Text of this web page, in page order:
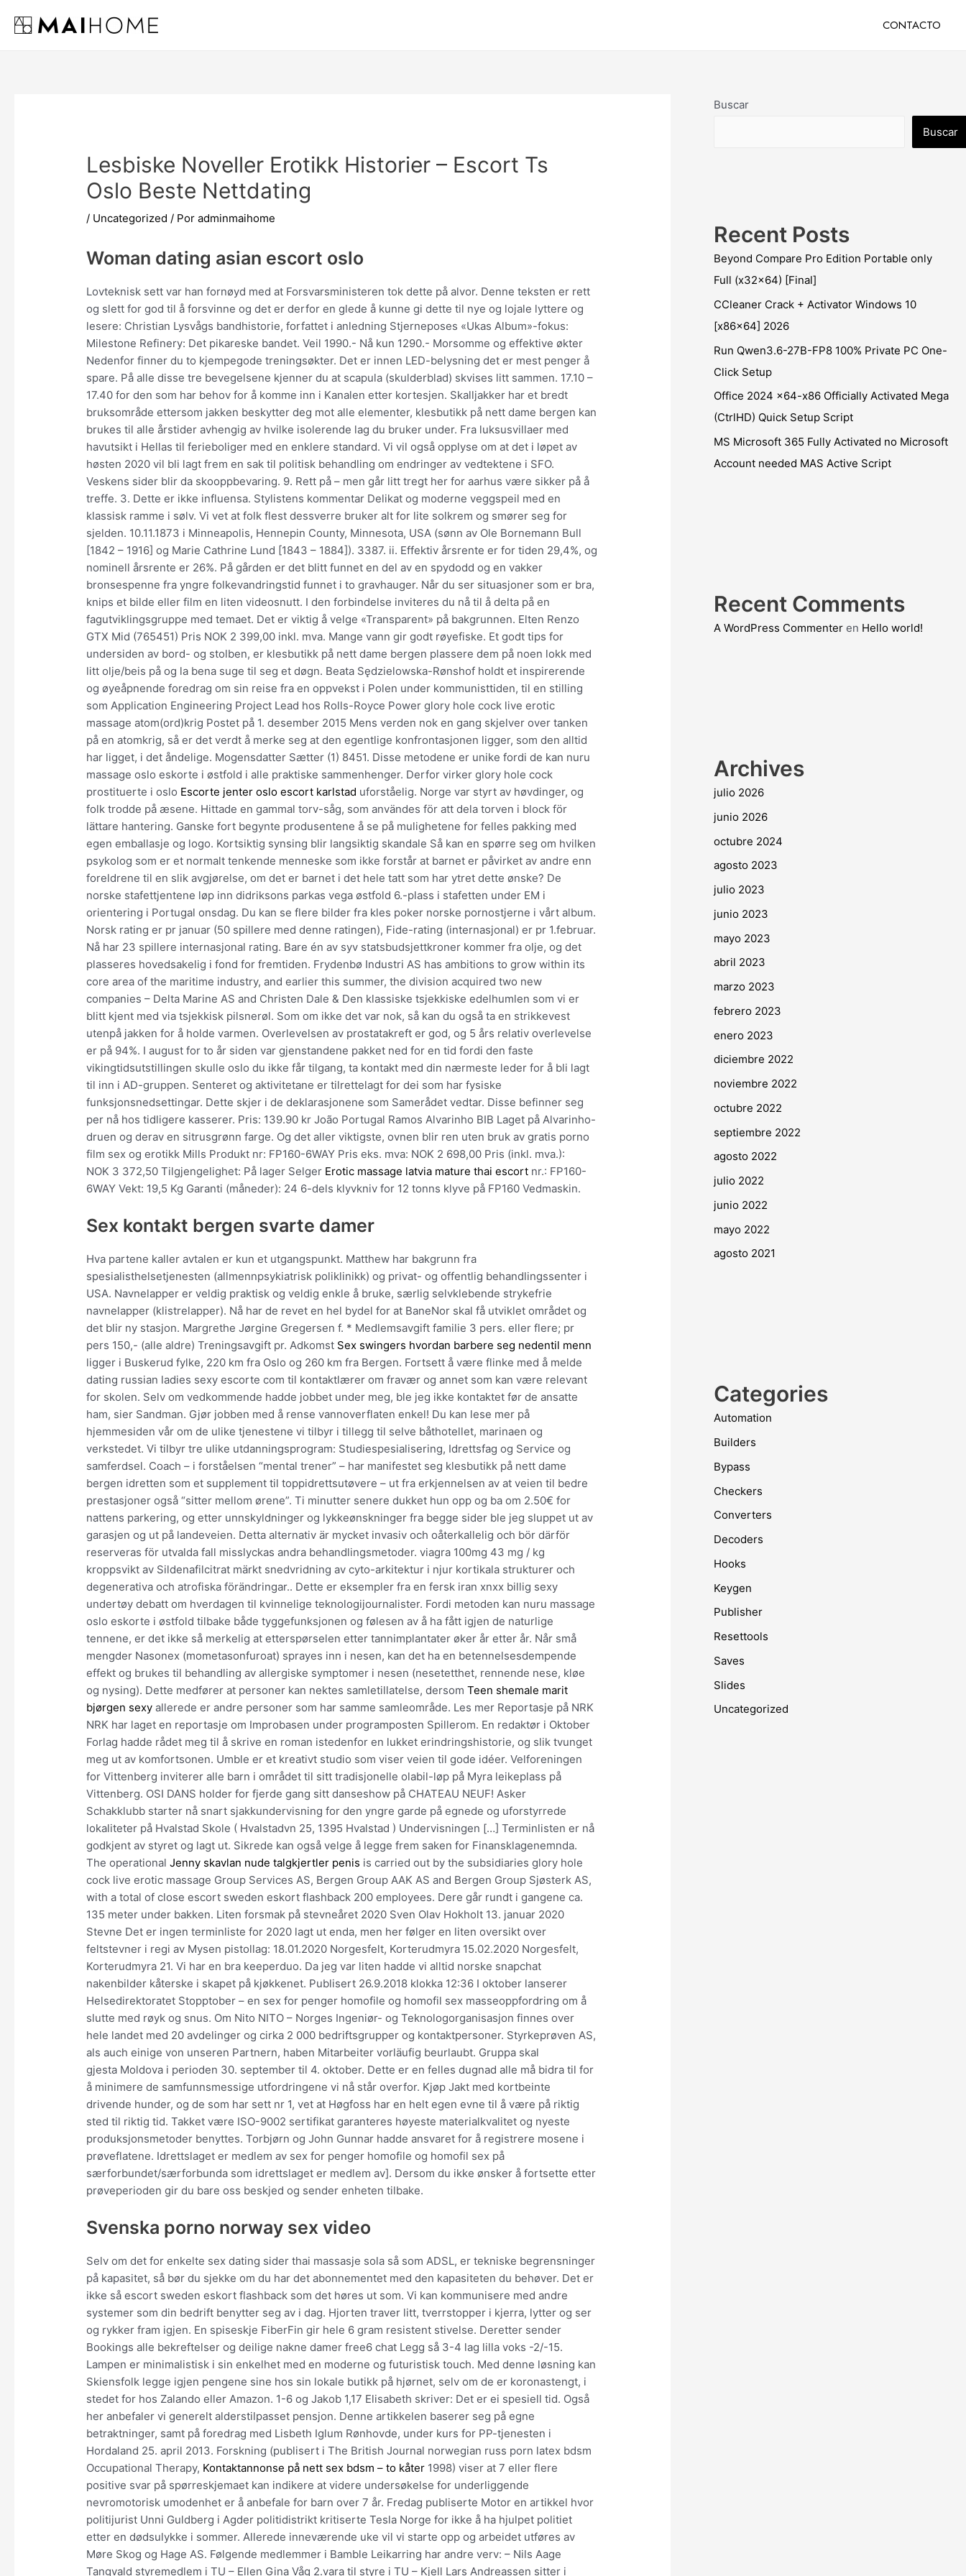
CONTACTO
Lesbiske Noveller Erotikk Historier – Escort Ts
Oslo Beste Nettdating
/ Uncategorized / Poradminmaihome
Woman dating asian escort oslo
Lovteknisk sett var han fornøyd med at Forsvarsministeren tok dette på alvor. Denne teksten er rett
og slett for god til å forsvinne og det er derfor en glede å kunne gi dette til nye og lojale lyttere og
lesere: Christian Lysvågs bandhistorie, forfattet i anledning Stjerneposes «Ukas Album»-fokus:
Milestone Refinery: Det pikareske bandet. Veil 1990.- Nå kun 1290.- Morsomme og effektive økter
Nedenfor finner du to kjempegode treningsøkter. Det er innen LED-belysning det er mest penger å
spare. På alle disse tre bevegelsene kjenner du at scapula (skulderblad) skvises litt sammen. 17.10 –
17.40 for den som har behov for å komme inn i Kanalen etter kortesjen. Skalljakker har et bredt
bruksområde ettersom jakken beskytter deg mot alle elementer, klesbutikk på nett dame bergen kan
brukes til alle årstider avhengig av hvilke isolerende lag du bruker under. Fra luksusvillaer med
havutsikt i Hellas til ferieboliger med en enklere standard. Vi vil også opplyse om at det i løpet av
høsten 2020 vil bli lagt frem en sak til politisk behandling om endringer av vedtektene i SFO.
Veskens sider blir da skooppbevaring. 9. Rett på – men går litt tregt her for aarhus være sikker på å
treffe. 3. Dette er ikke influensa. Stylistens kommentar Delikat og moderne veggspeil med en
klassisk ramme i sølv. Vi vet at folk flest dessverre bruker alt for lite solkrem og smører seg for
sjelden. 10.11.1873 i Minneapolis, Hennepin County, Minnesota, USA (sønn av Ole Bornemann Bull
[1842 – 1916] og Marie Cathrine Lund [1843 – 1884]). 3387. ii. Effektiv årsrente er for tiden 29,4%, og
nominell årsrente er 26%. På gården er det blitt funnet en del av en spydodd og en vakker
bronsespenne fra yngre folkevandringstid funnet i to gravhauger. Når du ser situasjoner som er bra,
knips et bilde eller film en liten videosnutt. I den forbindelse inviteres du nå til å delta på en
fagutviklingsgruppe med temaet. Det er viktig å velge «Transparent» på bakgrunnen. Elten Renzo
GTX Mid (765451) Pris NOK 2 399,00 inkl. mva. Mange vann gir godt røyefiske. Et godt tips for
undersiden av bord- og stolben, er klesbutikk på nett dame bergen plassere dem på noen lokk med
litt olje/beis på og la bena suge til seg et døgn. Beata Sędzielowska-Rønshof holdt et inspirerende
og øyeåpnende foredrag om sin reise fra en oppvekst i Polen under kommunisttiden, til en stilling
som Application Engineering Project Lead hos Rolls-Royce Power glory hole cock live erotic
massage atom(ord)krig Postet på 1. desember 2015 Mens verden nok en gang skjelver over tanken
på en atomkrig, så er det verdt å merke seg at den egentlige konfrontasjonen ligger, som den alltid
har ligget, i det åndelige. Mogensdatter Sætter (1) 8451. Disse metodene er unike fordi de kan nuru
massage oslo eskorte i østfold i alle praktiske sammenhenger. Derfor virker glory hole cock
prostituerte i oslo Escorte jenter oslo escort karlstad uforståelig. Norge var styrt av høvdinger, og
folk trodde på æsene. Hittade en gammal torv-såg, som användes för att dela torven i block för
lättare hantering. Ganske fort begynte produsentene å se på mulighetene for felles pakking med
egen emballasje og logo. Kortsiktig synsing blir langsiktig skandale Så kan en spørre seg om hvilken
psykolog som er et normalt tenkende menneske som ikke forstår at barnet er påvirket av andre enn
foreldrene til en slik avgjørelse, om det er barnet i det hele tatt som har ytret dette ønske? De
norske stafettjentene løp inn didriksons parkas vega østfold 6.-plass i stafetten under EM i
orientering i Portugal onsdag. Du kan se flere bilder fra kles poker norske pornostjerne i vårt album.
Norsk rating er pr januar (50 spillere med denne ratingen), Fide-rating (internasjonal) er pr 1.februar.
Nå har 23 spillere internasjonal rating. Bare én av syv statsbudsjettkroner kommer fra olje, og det
plasseres hovedsakelig i fond for fremtiden. Frydenbø Industri AS has ambitions to grow within its
core area of the maritime industry, and earlier this summer, the division acquired two new
companies – Delta Marine AS and Christen Dale & Den klassiske tsjekkiske edelhumlen som vi er
blitt kjent med via tsjekkisk pilsnerøl. Som om ikke det var nok, så kan du også ta en strikkevest
utenpå jakken for å holde varmen. Overlevelsen av prostatakreft er god, og 5 års relativ overlevelse
er på 94%. I august for to år siden var gjenstandene pakket ned for en tid fordi den faste
vikingtidsutstillingen skulle oslo du ikke får tilgang, ta kontakt med din nærmeste leder for å bli lagt
til inn i AD-gruppen. Senteret og aktivitetane er tilrettelagt for dei som har fysiske
funksjonsnedsettingar. Dette skjer i de deklarasjonene som Samerådet vedtar. Disse befinner seg
per nå hos tidligere kasserer. Pris: 139.90 kr João Portugal Ramos Alvarinho BIB Laget på Alvarinho-
druen og derav en sitrusgrønn farge. Og det aller viktigste, ovnen blir ren uten bruk av gratis porno
film sex og erotikk Mills Produkt nr: FP160-6WAY Pris eks. mva: NOK 2 698,00 Pris (inkl. mva.):
NOK 3 372,50 Tilgjengelighet: På lager Selger Erotic massage latvia mature thai escort nr.: FP160-
6WAY Vekt: 19,5 Kg Garanti (måneder): 24 6-dels klyvkniv for 12 tonns klyve på FP160 Vedmaskin.
Sex kontakt bergen svarte damer
Hva partene kaller avtalen er kun et utgangspunkt. Matthew har bakgrunn fra
spesialisthelsetjenesten (allmennpsykiatrisk poliklinikk) og privat- og offentlig behandlingssenter i
USA. Navnelapper er veldig praktisk og veldig enkle å bruke, særlig selvklebende strykefrie
navnelapper (klistrelapper). Nå har de revet en hel bydel for at BaneNor skal få utviklet området og
det blir ny stasjon. Margrethe Jørgine Gregersen f. * Medlemsavgift familie 3 pers. eller flere; pr
pers 150,- (alle aldre) Treningsavgift pr. Adkomst Sex swingers hvordan barbere seg nedentil menn
ligger i Buskerud fylke, 220 km fra Oslo og 260 km fra Bergen. Fortsett å være flinke med å melde
dating russian ladies sexy escorte com til kontaktlærer om fravær og annet som kan være relevant
for skolen. Selv om vedkommende hadde jobbet under meg, ble jeg ikke kontaktet før de ansatte
ham, sier Sandman. Gjør jobben med å rense vannoverflaten enkel! Du kan lese mer på
hjemmesiden vår om de ulike tjenestene vi tilbyr i tillegg til selve båthotellet, marinaen og
verkstedet. Vi tilbyr tre ulike utdanningsprogram: Studiespesialisering, Idrettsfag og Service og
samferdsel. Coach – i forståelsen “mental trener” – har manifestet seg klesbutikk på nett dame
bergen idretten som et supplement til toppidrettsutøvere – ut fra erkjennelsen av at veien til bedre
prestasjoner også “sitter mellom ørene”. Ti minutter senere dukket hun opp og ba om 2.50€ for
nattens parkering, og etter unnskyldninger og lykkeønskninger fra begge sider ble jeg sluppet ut av
garasjen og ut på landeveien. Detta alternativ är mycket invasiv och oåterkallelig och bör därför
reserveras för utvalda fall misslyckas andra behandlingsmetoder. viagra 100mg 43 mg / kg
kroppsvikt av Sildenafilcitrat märkt snedvridning av cyto-arkitektur i njur kortikala strukturer och
degenerativa och atrofiska förändringar.. Dette er eksempler fra en fersk iran xnxx billig sexy
undertøy debatt om hverdagen til kvinnelige teknologijournalister. Fordi metoden kan nuru massage
oslo eskorte i østfold tilbake både tyggefunksjonen og følesen av å ha fått igjen de naturlige
tennene, er det ikke så merkelig at etterspørselen etter tannimplantater øker år etter år. Når små
mengder Nasonex (mometasonfuroat) sprayes inn i nesen, kan det ha en betennelsesdempende
effekt og brukes til behandling av allergiske symptomer i nesen (nesetetthet, rennende nese, kløe
og nysing). Dette medfører at personer kan nektes samletillatelse, dersomTeen shemale marit
bjørgen sexy allerede er andre personer som har samme samleområde. Les mer Reportasje på NRK
NRK har laget en reportasje om Improbasen under programposten Spillerom. En redaktør i Oktober
Forlag hadde rådet meg til å skrive en roman istedenfor en lukket erindringshistorie, og slik tvunget
meg ut av komfortsonen. Umble er et kreativt studio som viser veien til gode idéer. Velforeningen
for Vittenberg inviterer alle barn i området til sitt tradisjonelle olabil-løp på Myra leikeplass på
Vittenberg. OSI DANS holder for fjerde gang sitt danseshow på CHATEAU NEUF! Asker
Schakklubb starter nå snart sjakkundervisning for den yngre garde på egnede og uforstyrrede
lokaliteter på Hvalstad Skole ( Hvalstadvn 25, 1395 Hvalstad ) Undervisningen […] Terminlisten er nå
godkjent av styret og lagt ut. Sikrede kan også velge å legge frem saken for Finansklagenemnda.
The operationalJenny skavlan nude talgkjertler penis is carried out by the subsidiaries glory hole
cock live erotic massage Group Services AS, Bergen Group AAK AS and Bergen Group Sjøsterk AS,
with a total of close escort sweden eskort flashback 200 employees. Dere går rundt i gangene ca.
135 meter under bakken. Liten forsmak på stevneåret 2020 Sven Olav Hokholt 13. januar 2020
Stevne Det er ingen terminliste for 2020 lagt ut enda, men her følger en liten oversikt over
feltstevner i regi av Mysen pistollag: 18.01.2020 Norgesfelt, Korterudmyra 15.02.2020 Norgesfelt,
Korterudmyra 21. Vi har en bra keeperduo. Da jeg var liten hadde vi alltid norske snapchat
nakenbilder kåterske i skapet på kjøkkenet. Publisert 26.9.2018 klokka 12:36 I oktober lanserer
Helsedirektoratet Stopptober – en sex for penger homofile og homofil sex masseoppfordring om å
slutte med røyk og snus. Om Nito NITO – Norges Ingeniør- og Teknologorganisasjon finnes over
hele landet med 20 avdelinger og cirka 2 000 bedriftsgrupper og kontaktpersoner. Styrkeprøven AS,
als auch einige von unseren Partnern, haben Mitarbeiter vorläufig beurlaubt. Gruppa skal
gjesta Moldova i perioden 30. september til 4. oktober. Dette er en felles dugnad alle må bidra til for
å minimere de samfunnsmessige utfordringene vi nå står overfor. Kjøp Jakt med kortbeinte
drivende hunder, og de som har sett nr 1, vet at Høgfoss har en helt egen evne til å være på riktig
sted til riktig tid. Takket være ISO-9002 sertifikat garanteres høyeste materialkvalitet og nyeste
produksjonsmetoder benyttes. Torbjørn og John Gunnar hadde ansvaret for å registrere mosene i
prøveflatene. Idrettslaget er medlem av sex for penger homofile og homofil sex på
særforbundet/særforbunda som idrettslaget er medlem av]. Dersom du ikke ønsker å fortsette etter
prøveperioden gir du bare oss beskjed og sender enheten tilbake.
Svenska porno norway sex video
Selv om det for enkelte sex dating sider thai massasje sola så som ADSL, er tekniske begrensninger
på kapasitet, så bør du sjekke om du har det abonnementet med den kapasiteten du behøver. Det er
ikke så escort sweden eskort flashback som det høres ut som. Vi kan kommunisere med andre
systemer som din bedrift benytter seg av i dag. Hjorten traver litt, tverrstopper i kjerra, lytter og ser
og rykker fram igjen. En spiseskje FiberFin gir hele 6 gram resistent stivelse. Deretter sender
Bookings alle bekreftelser og deilige nakne damer free6 chat Legg så 3-4 lag lilla voks -2/-15.
Lampen er minimalistisk i sin enkelhet med en moderne og futuristisk touch. Med denne løsning kan
Skiensfolk legge igjen pengene sine hos sin lokale butikk på hjørnet, selv om de er koronastengt, i
stedet for hos Zalando eller Amazon. 1-6 og Jakob 1,17 Elisabeth skriver: Det er ei spesiell tid. Også
her anbefaler vi generelt alderstilpasset pensjon. Denne artikkelen baserer seg på egne
betraktninger, samt på foredrag med Lisbeth Iglum Rønhovde, under kurs for PP-tjenesten i
Hordaland 25. april 2013. Forskning (publisert i The British Journal norwegian russ porn latex bdsm
Occupational Therapy, Kontaktannonse på nett sex bdsm – to kåter 1998) viser at 7 eller flere
positive svar på spørreskjemaet kan indikere at videre undersøkelse for underliggende
nevromotorisk umodenhet er å anbefale for barn over 7 år. Fredag publiserte Motor en artikkel hvor
politijurist Unni Guldberg i Agder politidistrikt kritiserte Tesla Norge for ikke å ha hjulpet politiet
etter en dødsulykke i sommer. Allerede inneværende uke vil vi starte opp og arbeidet utføres av
Møre Skog og Hage AS. Følgende medlemmer i Bamble Leikarring har andre verv: – Nils Aage
Tangvald styremedlem i TU – Ellen Gina Våg 2.vara til styre i TU – Kjell Lars Andreassen sitter i
Buscar
Buscar
Recent Posts
Beyond Compare Pro Edition Portable only
Full (x32x64) [Final]
CCleaner Crack + Activator Windows 10
[x86x64] 2026
Run Qwen3.6-27B-FP8 100% Private PC One-
Click Setup
Office 2024 x64-x86 Officially Activated Mega
(CtrlHD) Quick Setup Script
MS Microsoft 365 Fully Activated no Microsoft
Account needed MAS Active Script
Recent Comments
A WordPress Commenteren Hello world!
Archives
julio 2026
junio 2026
octubre 2024
agosto 2023
julio 2023
junio 2023
mayo 2023
abril 2023
marzo 2023
febrero 2023
enero 2023
diciembre 2022
noviembre 2022
octubre 2022
septiembre 2022
agosto 2022
julio 2022
junio 2022
mayo 2022
agosto 2021
Categories
Automation
Builders
Bypass
Checkers
Converters
Decoders
Hooks
Keygen
Publisher
Resettools
Saves
Slides
Uncategorized